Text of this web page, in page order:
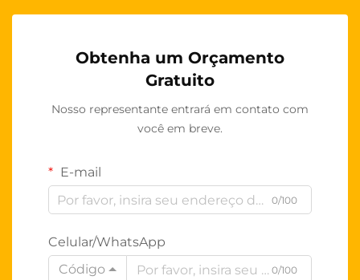
Obtenha um Orçamento
Gratuito
Nosso representante entrará em contato com
você em breve.
E-mail
0/100
Celular/WhatsApp
Código
0/100